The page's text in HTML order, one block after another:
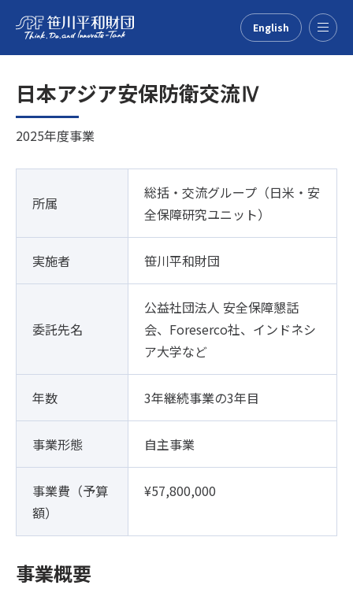
English
日本アジア安保防衛交流Ⅳ
2025年度事業
所属
総括・交流グループ（日米・安
全保障研究ユニット）
実施者 笹川平和財団
委託先名
公益社団法人 安全保障懇話
会、Foreserco社、インドネシ
ア大学など
年数 3年継続事業の3年目
事業形態 自主事業
事業費（予算
額）
¥57,800,000
事業概要